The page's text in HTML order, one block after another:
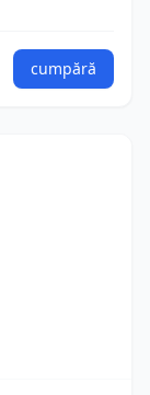
cumpără